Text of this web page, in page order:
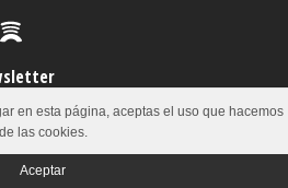
en esta página, aceptas el uso que hacemos
de las cookies.
Aceptar